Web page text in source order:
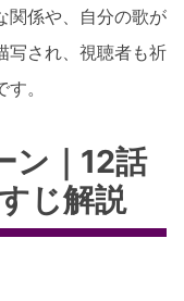
関係や、自分の歌が
写され、視聴者も祈
。
ン｜12話
じ解説